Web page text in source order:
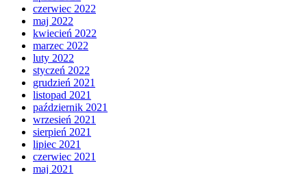
czerwiec 2022
maj 2022
kwiecień 2022
marzec 2022
luty 2022
styczeń 2022
grudzień 2021
listopad 2021
październik 2021
wrzesień 2021
sierpień 2021
lipiec 2021
czerwiec 2021
maj 2021